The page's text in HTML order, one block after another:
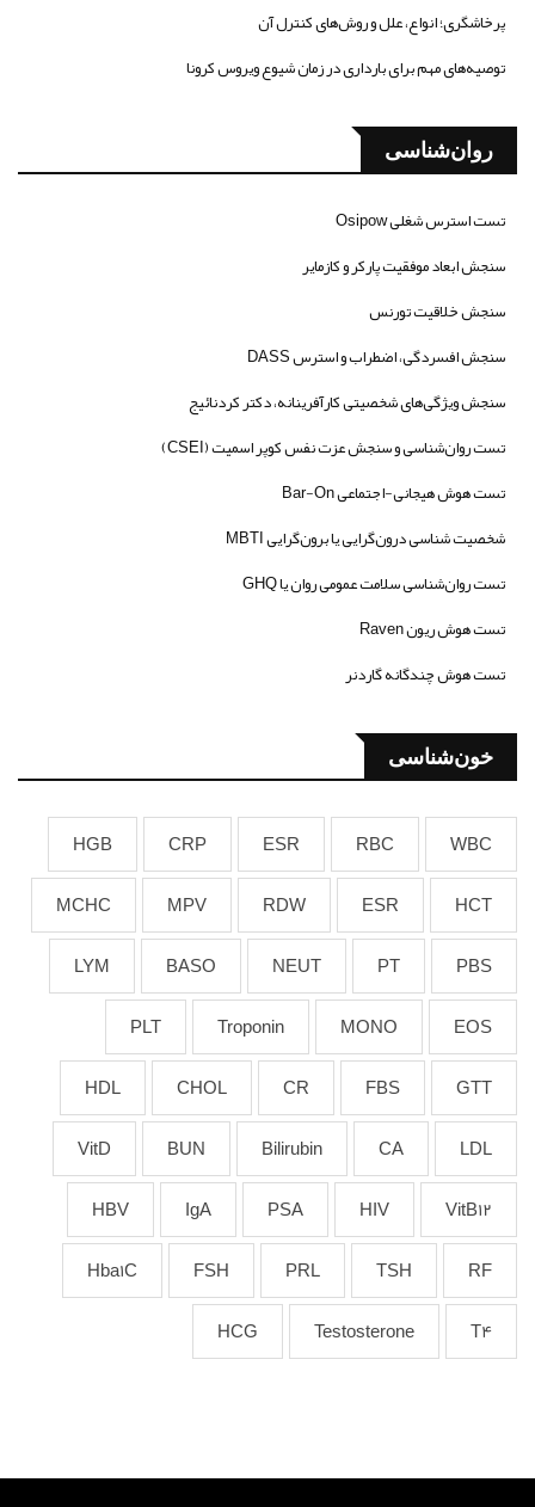
پرخاشگری؛ انواع، علل و روش‌های کنترل آن
توصیه‌های مهم برای بارداری در زمان شیوع ویروس کرونا
روان‌شناسی
تست استرس شغلی Osipow
سنجش ابعاد موفقیت پارکر و کازمایر
سنجش خلاقیت تورنس
سنجش افسردگی، اضطراب و استرس DASS
سنجش ویژگی‌های شخصیتی کارآفرینانه، دکتر کردنائیج
تست روان‌شناسی و سنجش عزت نفس کوپر اسمیت (CSEI)
تست هوش هیجانی-اجتماعی Bar-On
شخصیت شناسی درون‌گرایی یا برون‌گرایی MBTI
تست روان‌شناسی سلامت عمومی روان یا GHQ
تست هوش ریون Raven
تست هوش چندگانه گاردنر
خون‌شناسی
WBC
RBC
ESR
CRP
HGB
HCT
ESR
RDW
MPV
MCHC
PBS
PT
NEUT
BASO
LYM
EOS
MONO
Troponin
PLT
GTT
FBS
CR
CHOL
HDL
LDL
CA
Bilirubin
BUN
VitD
VitB12
HIV
PSA
IgA
HBV
RF
TSH
PRL
FSH
Hba1C
T4
Testosterone
HCG